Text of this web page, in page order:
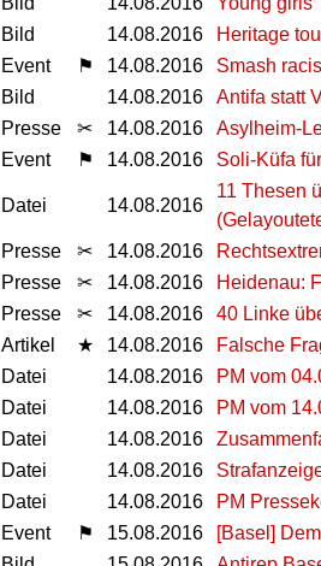
Bild 14.08.2016
Heritage
Event ⚑ 14.08.2016
Smash
Bild 14.08.2016
Antifa statt
Presse ✂ 14.08.2016
Asylheim-
Event ⚑ 14.08.2016 Soli-Küfa
Datei 14.08.2016
11 Thesen
Presse ✂ 14.08.2016
Presse ✂ 14.08.2016
Heidenau:
Presse ✂ 14.08.2016
40 Linke
Artikel ★ 14.08.2016
Falsche
Datei 14.08.2016
PM vom
Datei 14.08.2016
PM vom
Datei 14.08.2016
Datei 14.08.2016
Datei 14.08.2016
PM
Event ⚑ 15.08.2016
[Basel]